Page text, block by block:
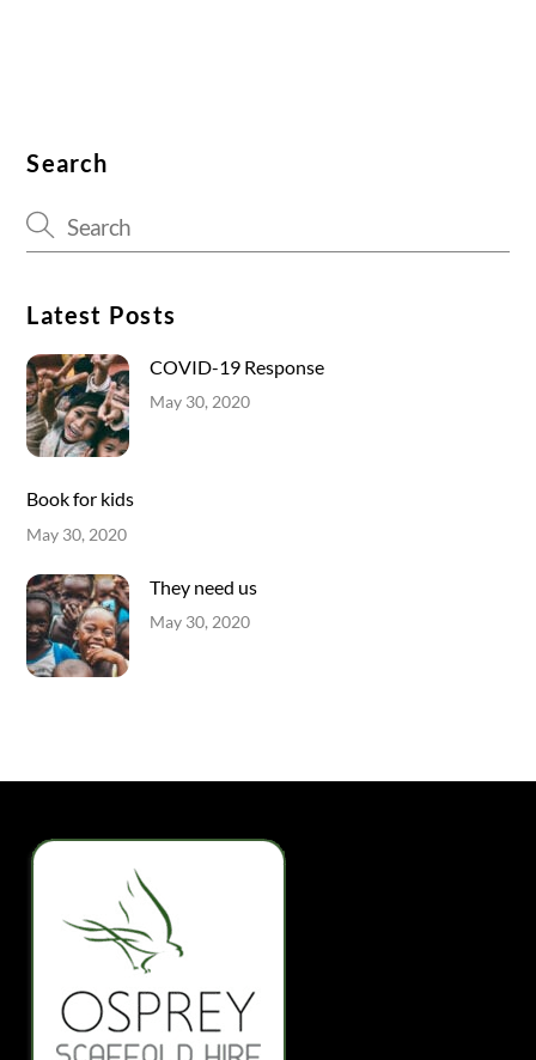
Search
Latest Posts
COVID-19 Response
May 30, 2020
Book for kids
May 30, 2020
They need us
May 30, 2020
Back